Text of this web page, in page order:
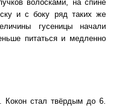
волосками, на спине
и с боку ряд таких же
гусеницы начали
питаться и медленно
Кокон стал твёрдым до 6.